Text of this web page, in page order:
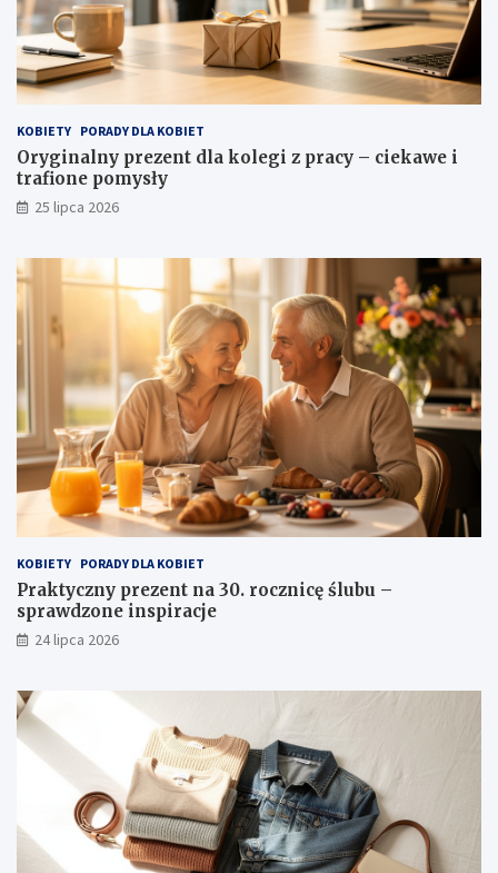
KOBIETY PORADY DLA KOBIET
Oryginalny prezent dla kolegi z pracy – ciekawe i
trafione pomysły
25 lipca 2026
KOBIETY PORADY DLA KOBIET
Praktyczny prezent na 30. rocznicę ślubu –
sprawdzone inspiracje
24 lipca 2026